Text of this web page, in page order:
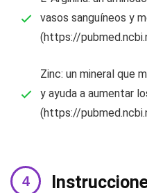
vasos sanguíneos y
(https://
Zinc: un mineral que
y ayuda a aumentar
(https://